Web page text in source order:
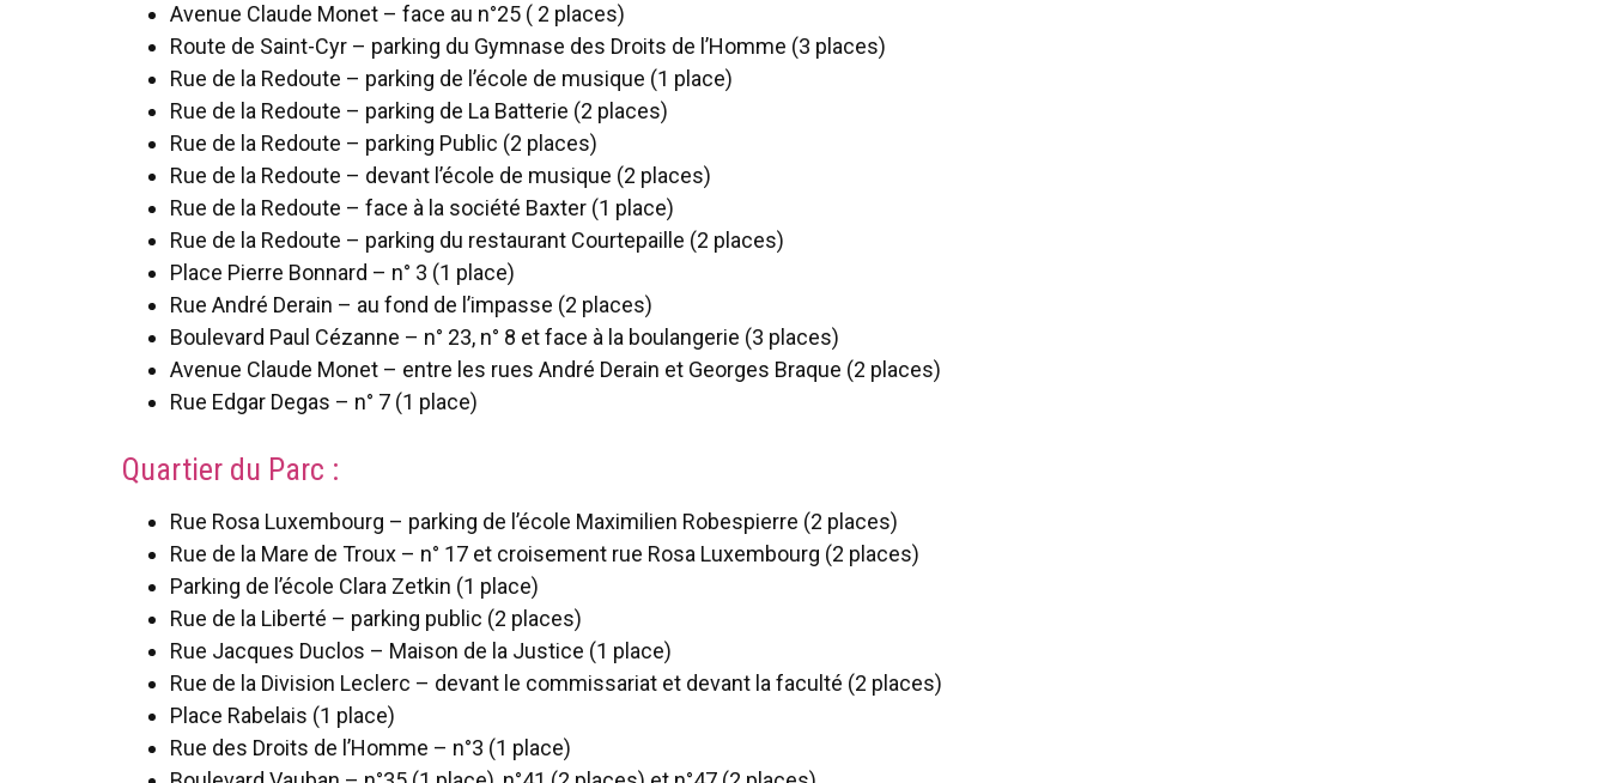
Avenue Claude Monet – face au n°25 ( 2 places)
Route de Saint-Cyr – parking du Gymnase des Droits de l’Homme (3 places)
Rue de la Redoute – parking de l’école de musique (1 place)
Rue de la Redoute – parking de La Batterie (2 places)
Rue de la Redoute – parking Public (2 places)
Rue de la Redoute – devant l’école de musique (2 places)
Rue de la Redoute – face à la société Baxter (1 place)
Rue de la Redoute – parking du restaurant Courtepaille (2 places)
Place Pierre Bonnard – n° 3 (1 place)
Rue André Derain – au fond de l’impasse (2 places)
Boulevard Paul Cézanne – n° 23, n° 8 et face à la boulangerie (3 places)
Avenue Claude Monet – entre les rues André Derain et Georges Braque (2 places)
Rue Edgar Degas – n° 7 (1 place)
Quartier du Parc :
Rue Rosa Luxembourg – parking de l’école Maximilien Robespierre (2 places)
Rue de la Mare de Troux – n° 17 et croisement rue Rosa Luxembourg (2 places)
Parking de l’école Clara Zetkin (1 place)
Rue de la Liberté – parking public (2 places)
Rue Jacques Duclos – Maison de la Justice (1 place)
Rue de la Division Leclerc – devant le commissariat et devant la faculté (2 places)
Place Rabelais (1 place)
Rue des Droits de l’Homme – n°3 (1 place)